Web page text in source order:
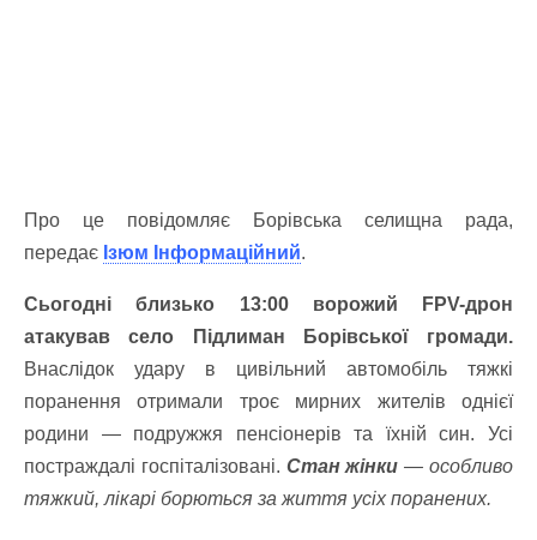
Про це повідомляє Борівська селищна рада,
передає Ізюм Інформаційний.
Сьогодні близько 13:00 ворожий FPV-дрон
атакував село Підлиман Борівської громади.
Внаслідок удару в цивільний автомобіль тяжкі
поранення отримали троє мирних жителів однієї
родини — подружжя пенсіонерів та їхній син. Усі
постраждалі госпіталізовані. Стан жінки — особливо
тяжкий, лікарі борються за життя усіх поранених.